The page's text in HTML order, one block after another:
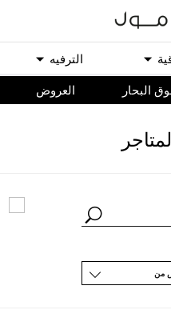
اﻟﺘﺮﻓﻴﻪ
البحار اﻟﻌﺮﻭﺽ